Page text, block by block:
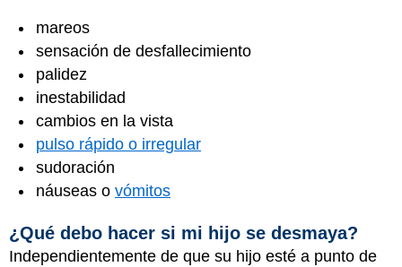
mareos
sensación de desfallecimiento
palidez
inestabilidad
cambios en la vista
pulso rápido o irregular
sudoración
náuseas o vómitos
¿Qué debo hacer si mi hijo se desmaya?
Independientemente de que su hijo esté a punto de